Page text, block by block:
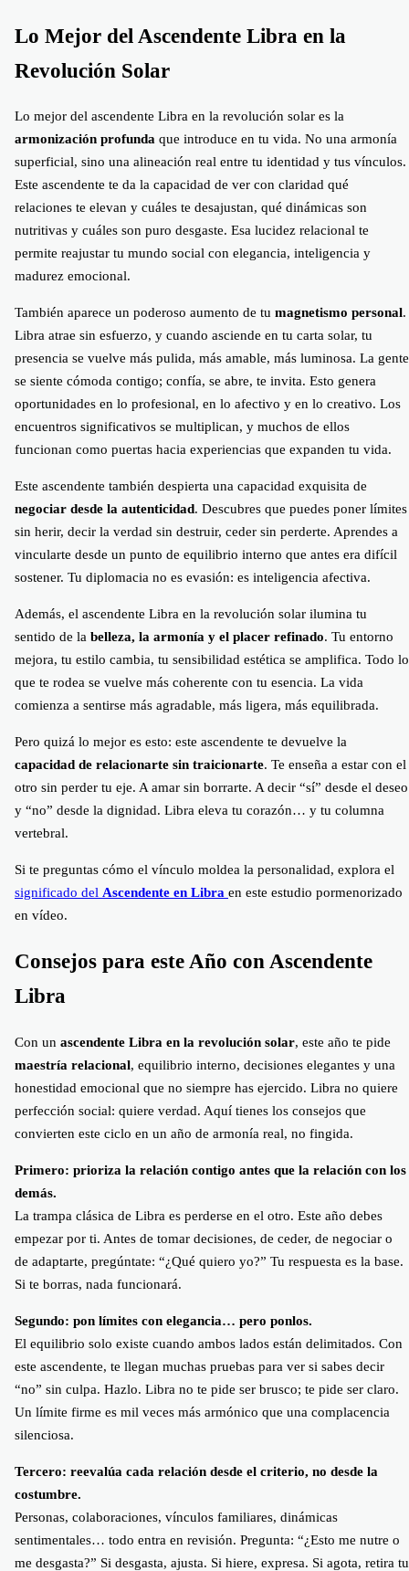
Lo Mejor del Ascendente Libra en la
Revolución Solar
Lo mejor del ascendente Libra en la revolución solar es la
armonización profunda que introduce en tu vida. No una armonía
superficial, sino una alineación real entre tu identidad y tus vínculos.
Este ascendente te da la capacidad de ver con claridad qué
relaciones te elevan y cuáles te desajustan, qué dinámicas son
nutritivas y cuáles son puro desgaste. Esa lucidez relacional te
permite reajustar tu mundo social con elegancia, inteligencia y
madurez emocional.
También aparece un poderoso aumento de tu magnetismo personal.
Libra atrae sin esfuerzo, y cuando asciende en tu carta solar, tu
presencia se vuelve más pulida, más amable, más luminosa. La gente
se siente cómoda contigo; confía, se abre, te invita. Esto genera
oportunidades en lo profesional, en lo afectivo y en lo creativo. Los
encuentros significativos se multiplican, y muchos de ellos
funcionan como puertas hacia experiencias que expanden tu vida.
Este ascendente también despierta una capacidad exquisita de
negociar desde la autenticidad. Descubres que puedes poner límites
sin herir, decir la verdad sin destruir, ceder sin perderte. Aprendes a
vincularte desde un punto de equilibrio interno que antes era difícil
sostener. Tu diplomacia no es evasión: es inteligencia afectiva.
Además, el ascendente Libra en la revolución solar ilumina tu
sentido de la belleza, la armonía y el placer refinado. Tu entorno
mejora, tu estilo cambia, tu sensibilidad estética se amplifica. Todo lo
que te rodea se vuelve más coherente con tu esencia. La vida
comienza a sentirse más agradable, más ligera, más equilibrada.
Pero quizá lo mejor es esto: este ascendente te devuelve la
capacidad de relacionarte sin traicionarte. Te enseña a estar con el
otro sin perder tu eje. A amar sin borrarte. A decir “sí” desde el deseo
y “no” desde la dignidad. Libra eleva tu corazón… y tu columna
vertebral.
Si te preguntas cómo el vínculo moldea la personalidad, explora el
significado del Ascendente en Libra en este estudio pormenorizado
en vídeo.
Consejos para este Año con Ascendente
Libra
Con un ascendente Libra en la revolución solar, este año te pide
maestría relacional, equilibrio interno, decisiones elegantes y una
honestidad emocional que no siempre has ejercido. Libra no quiere
perfección social: quiere verdad. Aquí tienes los consejos que
convierten este ciclo en un año de armonía real, no fingida.
Primero: prioriza la relación contigo antes que la relación con los
demás.
La trampa clásica de Libra es perderse en el otro. Este año debes
empezar por ti. Antes de tomar decisiones, de ceder, de negociar o
de adaptarte, pregúntate: “¿Qué quiero yo?” Tu respuesta es la base.
Si te borras, nada funcionará.
Segundo: pon límites con elegancia… pero ponlos.
El equilibrio solo existe cuando ambos lados están delimitados. Con
este ascendente, te llegan muchas pruebas para ver si sabes decir
“no” sin culpa. Hazlo. Libra no te pide ser brusco; te pide ser claro.
Un límite firme es mil veces más armónico que una complacencia
silenciosa.
Tercero: reevalúa cada relación desde el criterio, no desde la
costumbre.
Personas, colaboraciones, vínculos familiares, dinámicas
sentimentales… todo entra en revisión. Pregunta: “¿Esto me nutre o
me desgasta?” Si desgasta, ajusta. Si hiere, expresa. Si agota, retira tu